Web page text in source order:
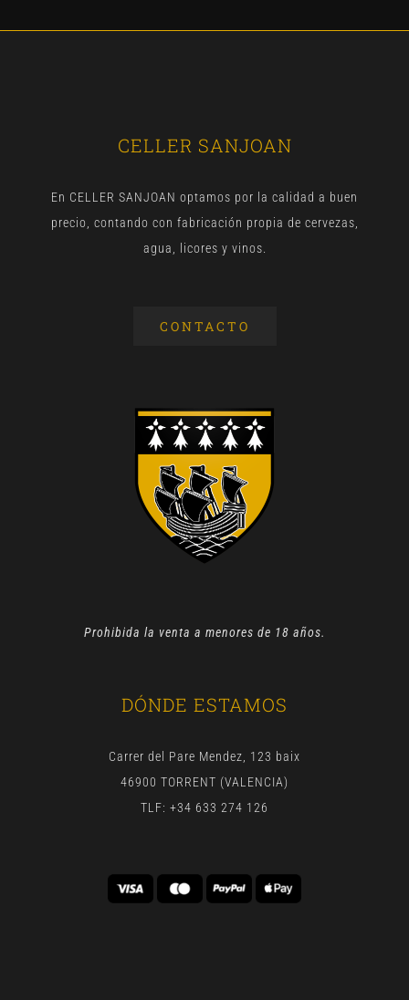
CELLER SANJOAN
En CELLER SANJOAN optamos por la calidad a buen
precio, contando con fabricación propia de cervezas,
agua, licores y vinos.
CONTACTO
Prohibida la venta a menores de 18 años.
DÓNDE ESTAMOS
Carrer del Pare Mendez, 123 baix
46900 TORRENT (VALENCIA)
TLF: +34 633 274 126